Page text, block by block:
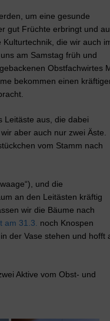
um eine gesunde
gut Früchte erbringt und
die wir auch
am Samstag früh und
Obstfachwirtes
bekommen einen
Leitäste aus, die dabei
aber auch nur zwei Äste.
vom Stamm nach
und die
an den Leitästen kräftig
wir die Bäume nach
am 31.3.
noch Knospen
der Vase stehen und hofft
Aktive vom Obst- und